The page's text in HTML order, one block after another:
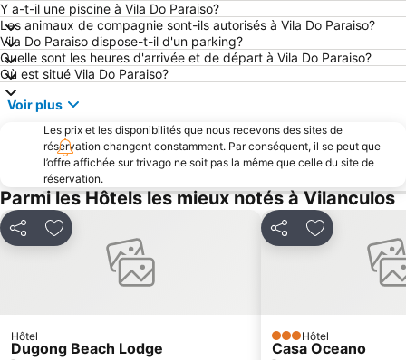
Y a-t-il une piscine à Vila Do Paraiso?
Les animaux de compagnie sont-ils autorisés à Vila Do Paraiso?
Vila Do Paraiso dispose-t-il d'un parking?
Quelle sont les heures d'arrivée et de départ à Vila Do Paraiso?
Où est situé Vila Do Paraiso?
Voir plus
Les prix et les disponibilités que nous recevons des sites de
réservation changent constamment. Par conséquent, il se peut que
l’offre affichée sur trivago ne soit pas la même que celle du site de
réservation.
Parmi les Hôtels les mieux notés à Vilanculos
PartagerAjouter à mes favoris
Hôtel
Dugong Beach Lodge
PartagerAjouter à
3 Étoiles
Hôtel
Casa Oceano